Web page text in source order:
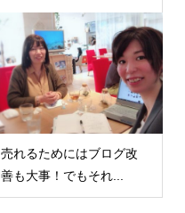
売れるためにはブログ改
善も大事！でもそれ...